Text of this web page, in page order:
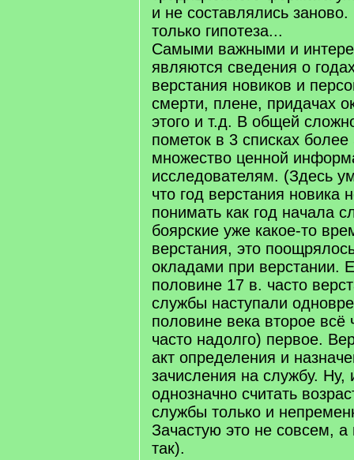
и не составлялись
только гипотеза...
Самыми важными и
являются сведения о
верстания новиков и
смерти, плене, придачах
этого и т.д. В общей
пометок в 3 списках
множество ценной
исследователям. (Здесь
что год верстания новика
понимать как год начала
боярские уже какое-то
верстания, это
окладами при верстании.
половине 17 в. часто
службы наступали
половине века второе
часто надолго) первое.
акт определения и
зачисления на службу. Ну,
однозначно считать
службы только и
Зачастую это не совсем, а
так).